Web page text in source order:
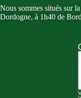
Nous sommes situés sur
Dordogne, à 1h40 de